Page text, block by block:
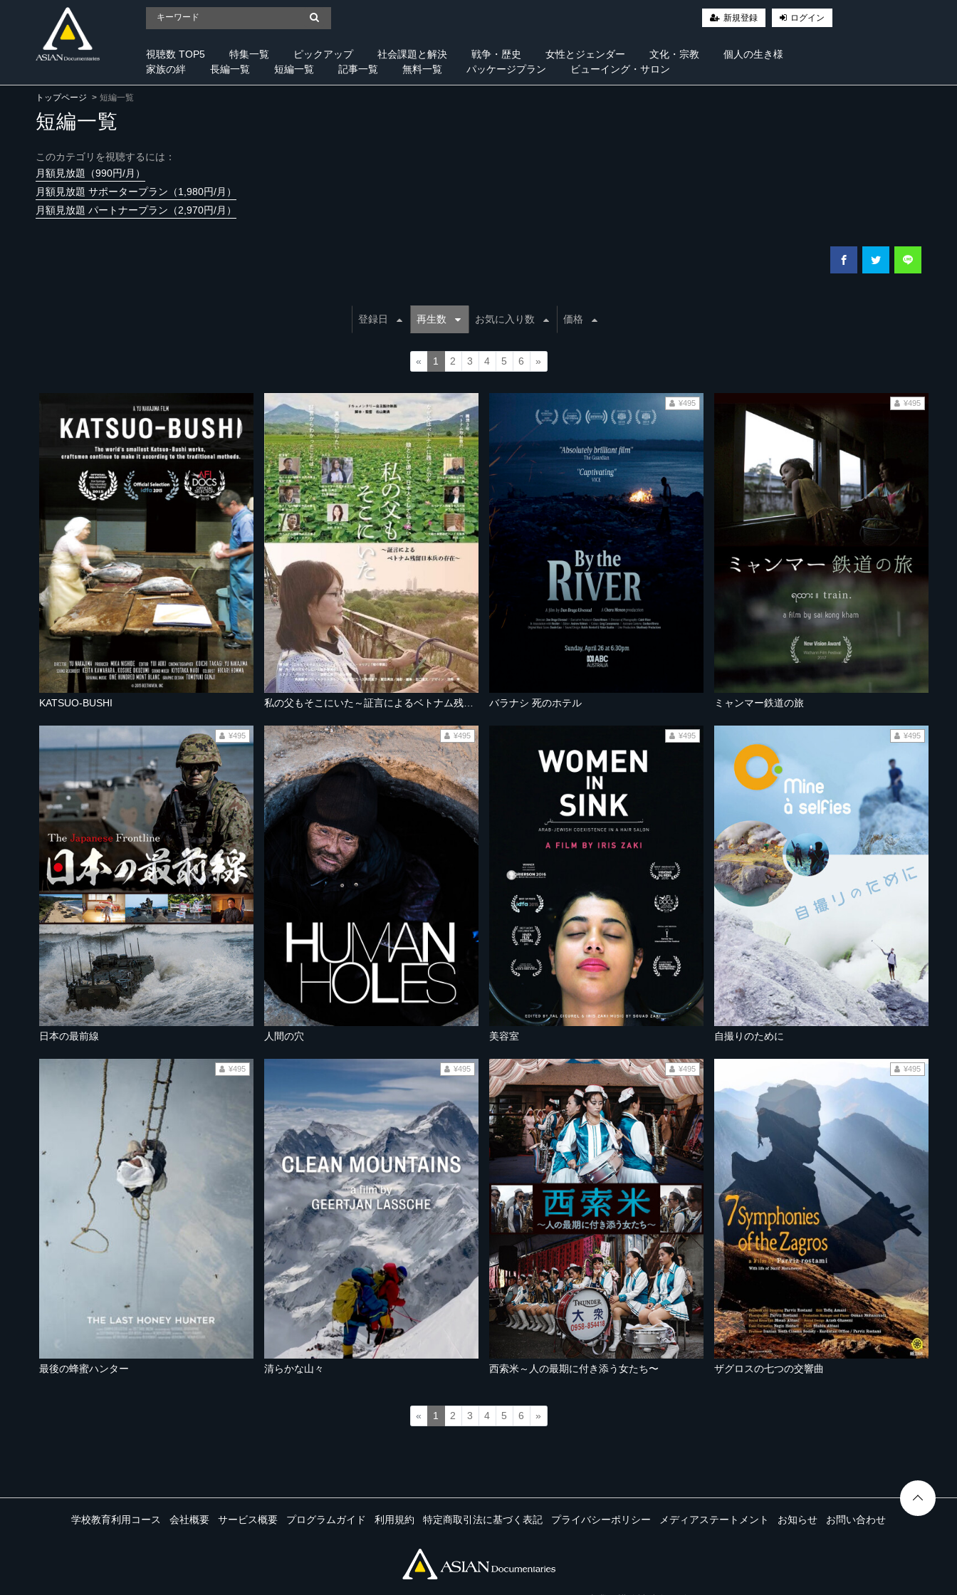
新規登録 ログイン
視聴数 TOP5 特集一覧 ピックアップ 社会課題と解決 戦争・歴史 女性とジェンダー 文化・宗教
個人の生き様
家族の絆
長編一覧 短編一覧 記事一覧 無料一覧 パッケージプラン ビューイング・サロン
トップページ 短編一覧
短編一覧
このカテゴリを視聴するには：
月額見放題（990円/月）
月額見放題 サポータープラン（1,980円/月）
月額見放題 パートナープラン（2,970円/月）
登録日 再生数 お気に入り数 価格
« 1 2 3 4 5 6 »
KATSUO-BUSHI 私の父もそこにいた～証言によるベトナム残留日本兵の存在～ バラナシ 死のホテル
¥495
ミャンマー鉄道の旅
¥495
日本の最前線
¥495
人間の穴
¥495
美容室
¥495
自撮りのために
¥495
最後の蜂蜜ハンター
¥495
清らかな山々
¥495
西索米～人の最期に付き添う女たち〜
¥495
ザグロスの七つの交響曲
¥495
« 1 2 3 4 5 6 »
学校教育利用コース 会社概要 サービス概要 プログラムガイド 利用規約 特定商取引法に基づく表記 プライバシーポリシー メディアステートメント お知らせ お問い合わせ